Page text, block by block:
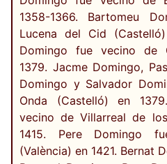
1358-1366. Bartomeu
Lucena del Cid
Domingo fue vecino de
1379. Jacme Domingo,
Domingo y Salvador
Onda (Castelló) en
vecino de Villarreal de
1415. Pere Domingo
(València) en 1421. Bernat